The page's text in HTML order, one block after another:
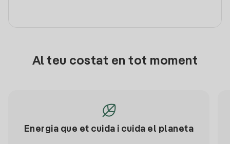
Al teu costat en tot moment
Energia que et cuida i cuida el planeta